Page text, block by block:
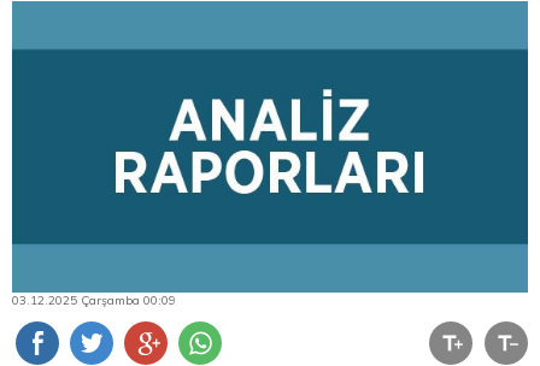
03.12.2025 Çarşamba 00:09